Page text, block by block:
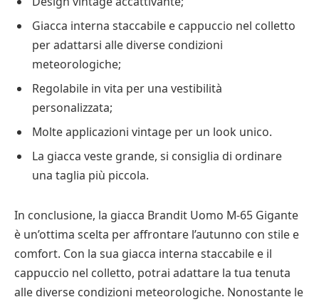
Giacca interna staccabile e cappuccio nel colletto
per adattarsi alle diverse condizioni
meteorologiche;
Regolabile in vita per una vestibilità
personalizzata;
Molte applicazioni vintage per un look unico.
La giacca veste grande, si consiglia di ordinare
una taglia più piccola.
In conclusione, la giacca Brandit Uomo M-65 Gigante
è un’ottima scelta per affrontare l’autunno con stile e
comfort. Con la sua giacca interna staccabile e il
cappuccio nel colletto, potrai adattare la tua tenuta
alle diverse condizioni meteorologiche. Nonostante le